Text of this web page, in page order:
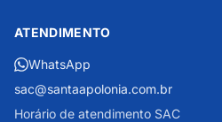
ATENDIMENTO
WhatsApp
sac@santaapolonia.com.br
Horário de atendimento SAC